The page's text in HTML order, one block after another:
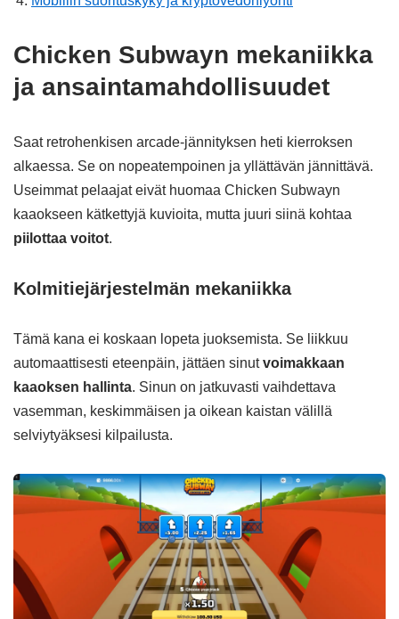
Chicken Subwayn mekaniikka
ja ansaintamahdollisuudet
Saat retrohenkisen arcade-jännityksen heti kierroksen
alkaessa. Se on nopeatempoinen ja yllättävän jännittävä.
Useimmat pelaajat eivät huomaa Chicken Subwayn
kaaokseen kätkettyjä kuvioita, mutta juuri siinä kohtaa
piilottaa voitot.
Kolmitiejärjestelmän mekaniikka
Tämä kana ei koskaan lopeta juoksemista. Se liikkuu
automaattisesti eteenpäin, jättäen sinutvoimakkaan
kaaoksen hallinta. Sinun on jatkuvasti vaihdettava
vasemman, keskimmäisen ja oikean kaistan välillä
selviytyäksesi kilpailusta.